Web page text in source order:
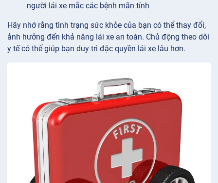
người lái xe mắc các bệnh mãn tính
Hãy nhớ rằng tình trạng sức khỏe của bạn có thể thay đổi,
ảnh hưởng đến khả năng lái xe an toàn. Chủ động theo dõi
y tế có thể giúp bạn duy trì đặc quyền lái xe lâu hơn.